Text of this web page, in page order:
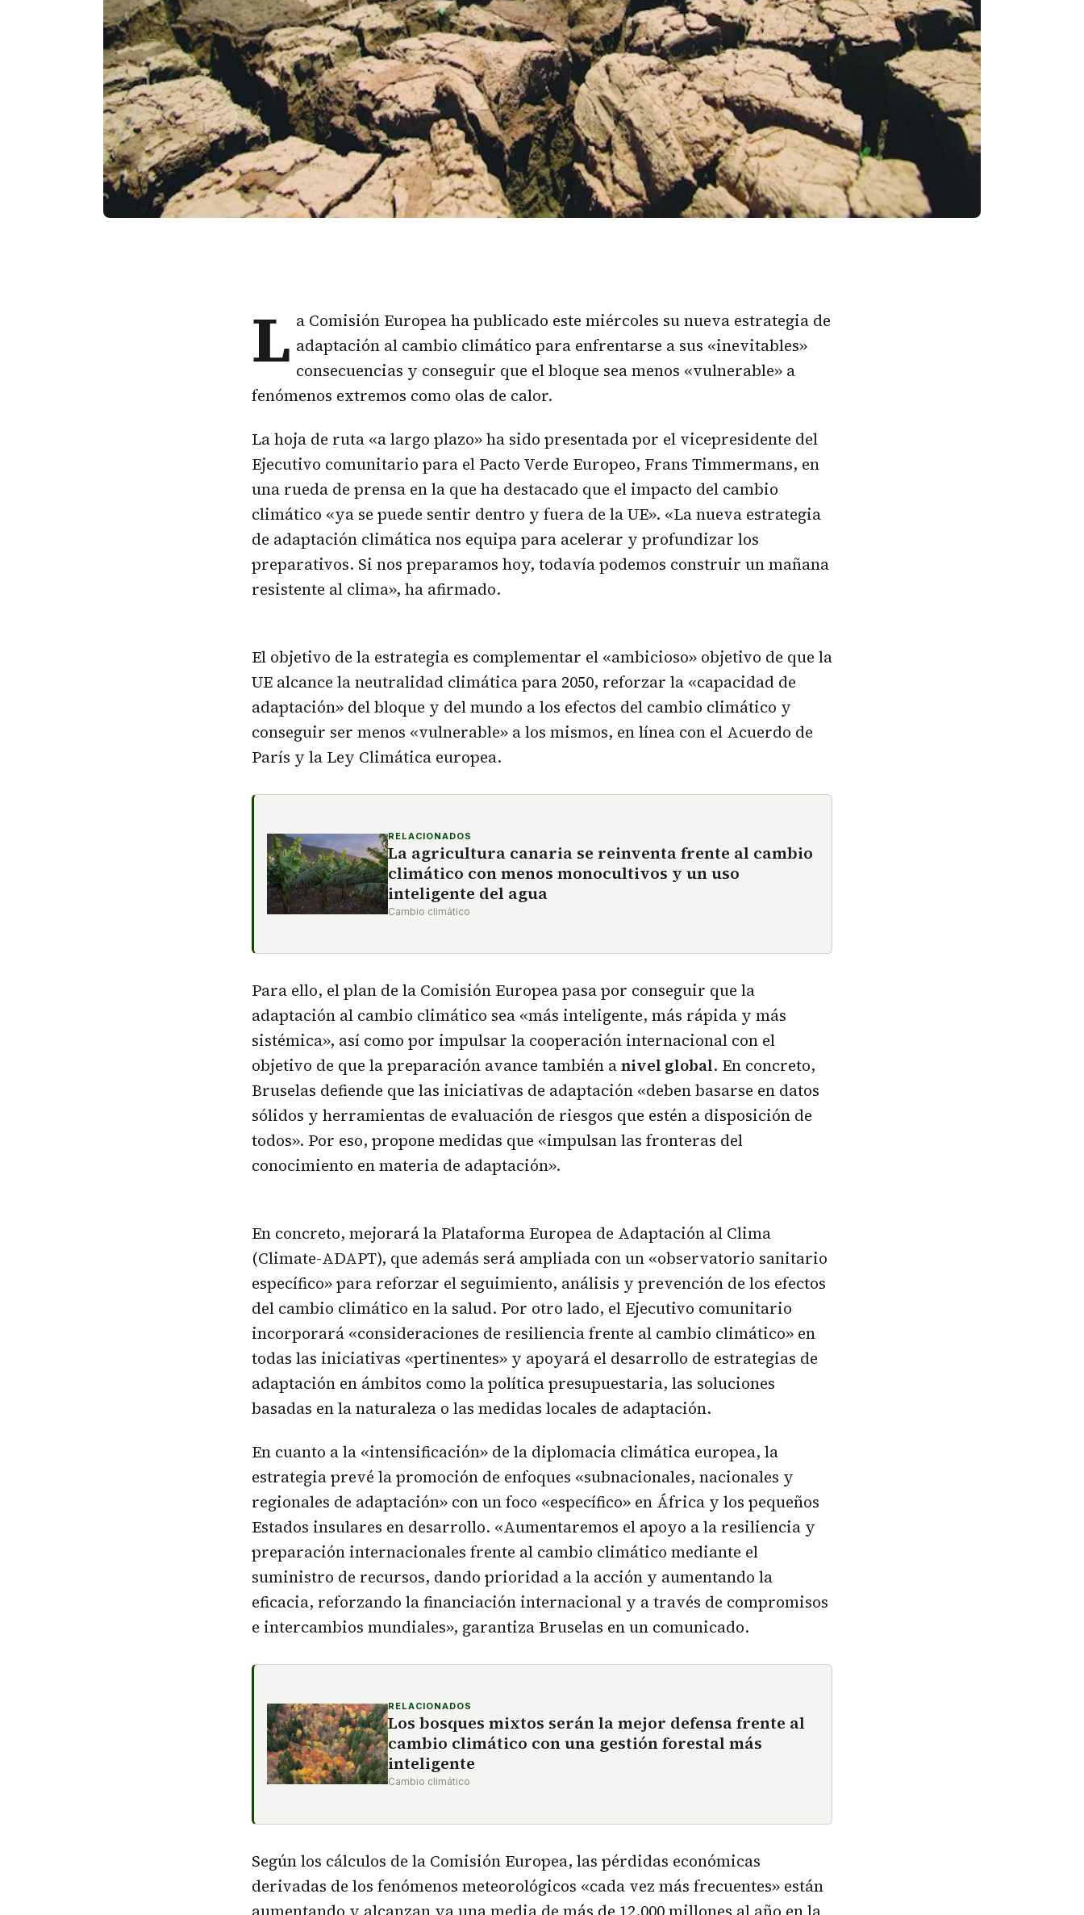
L a Comisión Europea ha publicado este miércoles su nueva estrategia de
adaptación al cambio climático para enfrentarse a sus «inevitables»
consecuencias y conseguir que el bloque sea menos «vulnerable» a
fenómenos extremos como olas de calor.
La hoja de ruta «a largo plazo» ha sido presentada por el vicepresidente del
Ejecutivo comunitario para el Pacto Verde Europeo, Frans Timmermans, en
una rueda de prensa en la que ha destacado que el impacto del cambio
climático «ya se puede sentir dentro y fuera de la UE». «La nueva estrategia
de adaptación climática nos equipa para acelerar y profundizar los
preparativos. Si nos preparamos hoy, todavía podemos construir un mañana
resistente al clima», ha afirmado.
El objetivo de la estrategia es complementar el «ambicioso» objetivo de que la
UE alcance la neutralidad climática para 2050, reforzar la «capacidad de
adaptación» del bloque y del mundo a los efectos del cambio climático y
conseguir ser menos «vulnerable» a los mismos, en línea con el Acuerdo de
París y la Ley Climática europea.
RELACIONADOS
La agricultura canaria se reinventa frente al cambio
climático con menos monocultivos y un uso
inteligente del agua
Cambio climático
Para ello, el plan de la Comisión Europea pasa por conseguir que la
adaptación al cambio climático sea «más inteligente, más rápida y más
sistémica», así como por impulsar la cooperación internacional con el
objetivo de que la preparación avance también anivel global. En concreto,
Bruselas defiende que las iniciativas de adaptación «deben basarse en datos
sólidos y herramientas de evaluación de riesgos que estén a disposición de
todos». Por eso, propone medidas que «impulsan las fronteras del
conocimiento en materia de adaptación».
En concreto, mejorará la Plataforma Europea de Adaptación al Clima
(Climate-ADAPT), que además será ampliada con un «observatorio sanitario
específico» para reforzar el seguimiento, análisis y prevención de los efectos
del cambio climático en la salud. Por otro lado, el Ejecutivo comunitario
incorporará «consideraciones de resiliencia frente al cambio climático» en
todas las iniciativas «pertinentes» y apoyará el desarrollo de estrategias de
adaptación en ámbitos como la política presupuestaria, las soluciones
basadas en la naturaleza o las medidas locales de adaptación.
En cuanto a la «intensificación» de la diplomacia climática europea, la
estrategia prevé la promoción de enfoques «subnacionales, nacionales y
regionales de adaptación» con un foco «específico» en África y los pequeños
Estados insulares en desarrollo. «Aumentaremos el apoyo a la resiliencia y
preparación internacionales frente al cambio climático mediante el
suministro de recursos, dando prioridad a la acción y aumentando la
eficacia, reforzando la financiación internacional y a través de compromisos
e intercambios mundiales», garantiza Bruselas en un comunicado.
RELACIONADOS
Los bosques mixtos serán la mejor defensa frente al
cambio climático con una gestión forestal más
inteligente
Cambio climático
Según los cálculos de la Comisión Europea, las pérdidas económicas
derivadas de los fenómenos meteorológicos «cada vez más frecuentes» están
aumentando y alcanzan ya una media de más de 12.000 millones al año en la